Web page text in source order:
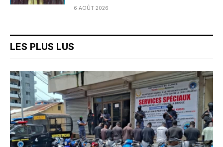
6 AOÛT 2026
LES PLUS LUS